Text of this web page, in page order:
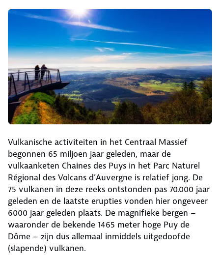
Vulkanische activiteiten in het Centraal Massief
begonnen 65 miljoen jaar geleden, maar de
vulkaanketen Chaines des Puys in het Parc Naturel
Régional des Volcans d’Auvergne is relatief jong. De
75 vulkanen in deze reeks ontstonden pas 70.000 jaar
geleden en de laatste erupties vonden hier ongeveer
6000 jaar geleden plaats. De magnifieke bergen –
waaronder de bekende 1465 meter hoge Puy de
Dôme – zijn dus allemaal inmiddels uitgedoofde
(slapende) vulkanen.